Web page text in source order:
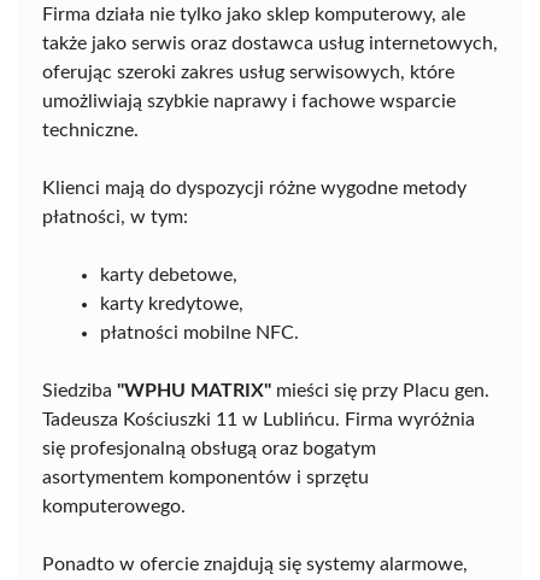
Firma działa nie tylko jako sklep komputerowy, ale
także jako serwis oraz dostawca usług internetowych,
oferując szeroki zakres usług serwisowych, które
umożliwiają szybkie naprawy i fachowe wsparcie
techniczne.
Klienci mają do dyspozycji różne wygodne metody
płatności, w tym:
karty debetowe,
karty kredytowe,
płatności mobilne NFC.
Siedziba "WPHU MATRIX" mieści się przy Placu gen.
Tadeusza Kościuszki 11 w Lublińcu. Firma wyróżnia
się profesjonalną obsługą oraz bogatym
asortymentem komponentów i sprzętu
komputerowego.
Ponadto w ofercie znajdują się systemy alarmowe,